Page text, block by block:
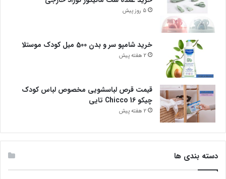
5 روز پیش
خرید شامپو سر و بدن 500 میل کودک موستلا
2 هفته پیش
قیمت قرص لباسشویی مخصوص لباس کودک
چیکو Chicco 16 تایی
2 هفته پیش
دسته بندی ها